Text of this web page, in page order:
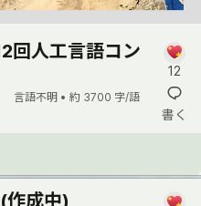
回人工言語コン
言語不明 • 約 3700 字/語
12
書く
作成中)